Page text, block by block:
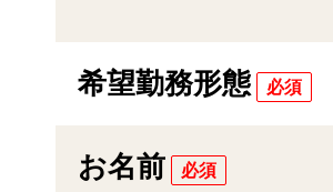
希望勤務形態 必須
お名前 必須